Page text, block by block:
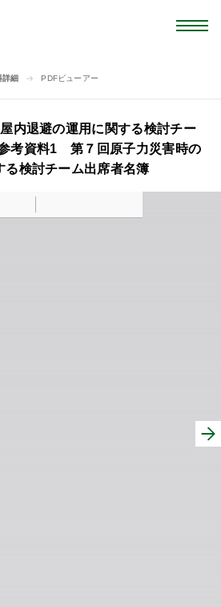
詳細 PDFビューアー
内退避の運用に関する検討チー
考資料1 第７回原子力災害時の
る検討チーム出席者名簿